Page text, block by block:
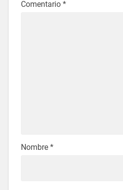
Comentario *
Nombre *